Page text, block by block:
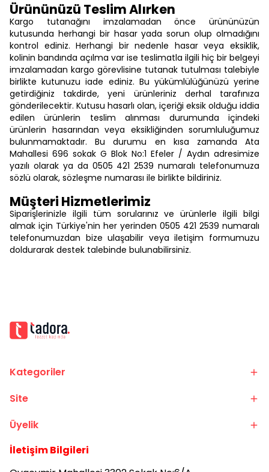
Ürününüzü Teslim Alırken
Kargo tutanağını imzalamadan önce ürününüzün
kutusunda herhangi bir hasar yada sorun olup olmadığını
kontrol ediniz. Herhangi bir nedenle hasar veya eksiklik,
kolinin bandında açılma var ise teslimatla ilgili hiç bir belgeyi
imzalamadan kargo görevlisine tutanak tutulması talebiyle
birlikte kutunuzu iade ediniz. Bu yükümlülüğünüzü yerine
getirdiğiniz takdirde, yeni ürünleriniz derhal tarafınıza
gönderilecektir. Kutusu hasarlı olan, içeriği eksik olduğu iddia
edilen ürünlerin teslim alınması durumunda içindeki
ürünlerin hasarından veya eksikliğinden sorumluluğumuz
bulunmamaktadır. Bu durumu en kısa zamanda Ata
Mahallesi 696 sokak G Blok No:1 Efeler / Aydın adresimize
yazılı olarak ya da 0505 421 2539 numaralı telefonumuza
sözlü olarak, sözleşme numarası ile birlikte bildiriniz.
Müşteri Hizmetlerimiz
Siparişlerinizle ilgili tüm sorularınız ve ürünlerle ilgili bilgi
almak için Türkiye'nin her yerinden 0505 421 2539 numaralı
telefonumuzdan bize ulaşabilir veya iletişim formumuzu
doldurarak destek talebinde bulunabilirsiniz.
Kategoriler
Site
Üyelik
İletişim Bilgileri